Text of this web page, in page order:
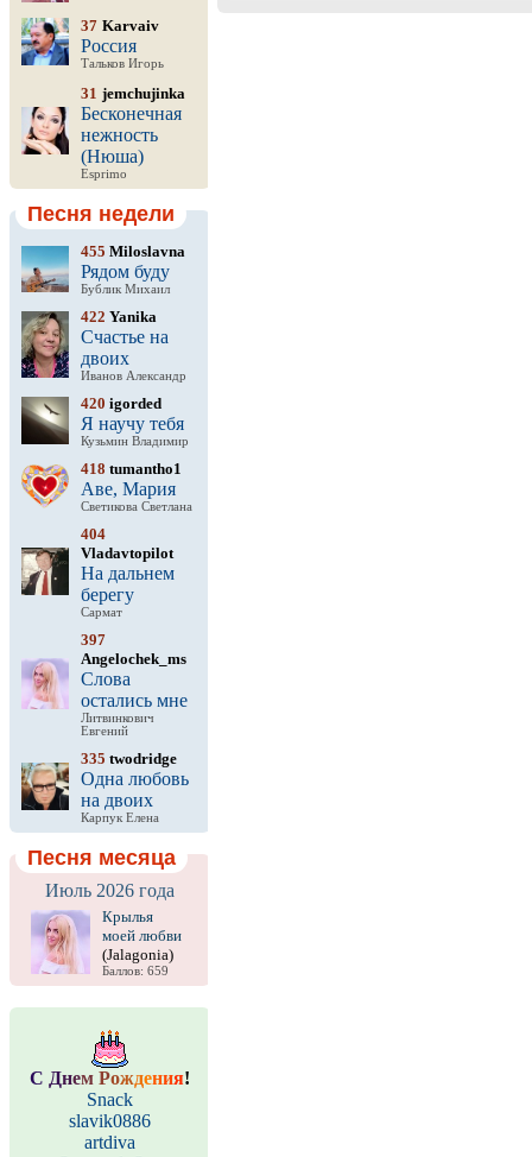
37 Karvaiv
Россия
Тальков Игорь
31 jemchujinka
Бесконечная
нежность
(Нюша)
Esprimo
Песня недели
455 Miloslavna
Рядом буду
Бублик Михаил
422 Yanika
Счастье на
двоих
Иванов Александр
420 igorded
Я научу тебя
Кузьмин Владимир
418 tumantho1
Аве, Мария
Светикова Светлана
404
Vladavtopilot
На дальнем
берегу
Сармат
397
Angelochek_ms
Слова
остались мне
Литвинкович
Евгений
335 twodridge
Одна любовь
на двоих
Карпук Елена
Песня месяца
Июль 2026 года
Крылья
моей любви
(Jalagonia)
Баллов: 659
С Днем Рождения!
Snack
slavik0886
artdiva